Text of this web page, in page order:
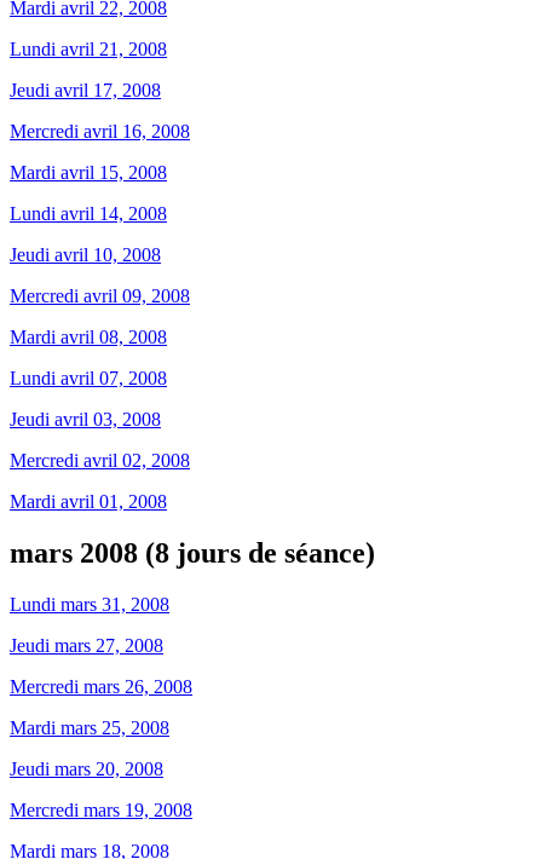
Mardi avril 22, 2008
Lundi avril 21, 2008
Jeudi avril 17, 2008
Mercredi avril 16, 2008
Mardi avril 15, 2008
Lundi avril 14, 2008
Jeudi avril 10, 2008
Mercredi avril 09, 2008
Mardi avril 08, 2008
Lundi avril 07, 2008
Jeudi avril 03, 2008
Mercredi avril 02, 2008
Mardi avril 01, 2008
mars 2008 (8 jours de séance)
Lundi mars 31, 2008
Jeudi mars 27, 2008
Mercredi mars 26, 2008
Mardi mars 25, 2008
Jeudi mars 20, 2008
Mercredi mars 19, 2008
Mardi mars 18, 2008